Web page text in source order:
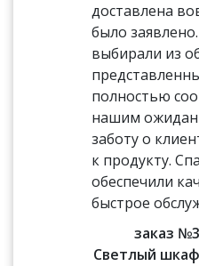
доставлена
было
выбирали из
полностью
нашим
заботу о
к продукту.
обеспечили
быстрое
заказ
Светлый